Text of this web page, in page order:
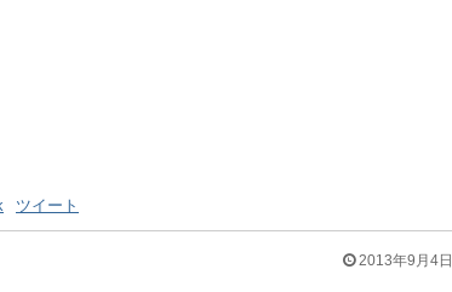
ツイート
2013年9月4日